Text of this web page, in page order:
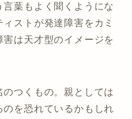
葉もよく聞くようにな
ストが発達障害をカミ
は天才型のイメージを
つくもの。親としては
を恐れているかもしれ